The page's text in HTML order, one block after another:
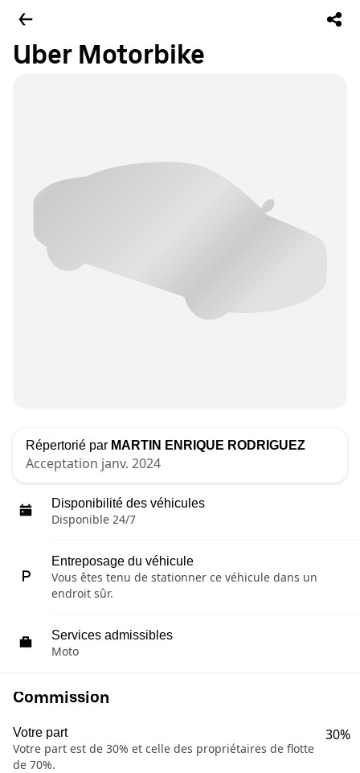
Uber Motorbike
Répertorié par MARTIN ENRIQUE RODRIGUEZ
Acceptation janv. 2024
Disponibilité des véhicules
Disponible 24/7
Entreposage du véhicule
Vous êtes tenu de stationner ce véhicule dans un
endroit sûr.
Services admissibles
Moto
Commission
Votre part
Votre part est de 30% et celle des propriétaires de flotte
de 70%.
30%